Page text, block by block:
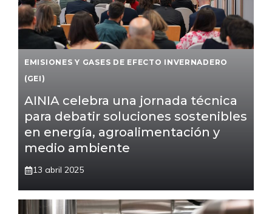
EMISIONES Y GASES DE EFECTO INVERNADERO
(GEI)
AINIA celebra una jornada técnica
para debatir soluciones sostenibles
en energía, agroalimentación y
medio ambiente
13 abril 2025